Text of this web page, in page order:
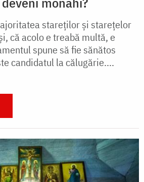
stareților și starețelor
că acolo e treabă multă, e
spune să fie sănătos
candidatul la călugărie....